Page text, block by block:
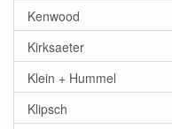
Kenwood
Kirksaeter
Klein + Hummel
Klipsch